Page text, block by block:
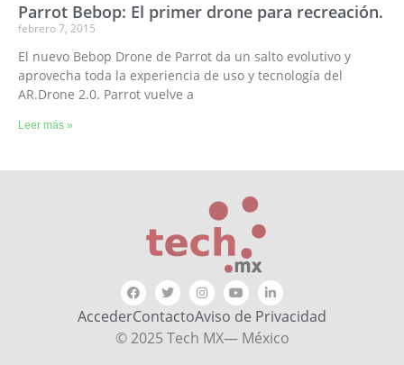
Parrot Bebop: El primer drone para recreación.
febrero 7, 2015
El nuevo Bebop Drone de Parrot da un salto evolutivo y
aprovecha toda la experiencia de uso y tecnología del
AR.Drone 2.0. Parrot vuelve a
Leer más »
AccederContactoAviso de Privacidad
© 2025 Tech MX— México